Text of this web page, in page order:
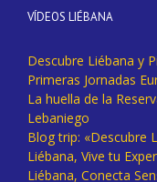
VÍDEOS LIÉBANA
Descubre Liébana y
Primeras Jornadas
La huella de la
Lebaniego
Blog trip: «Descubre
Liébana, Vive tu
Liébana, Conecta